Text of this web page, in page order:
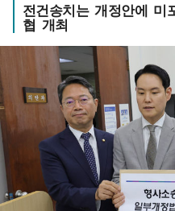
전건송치는 개정안에
협 개최